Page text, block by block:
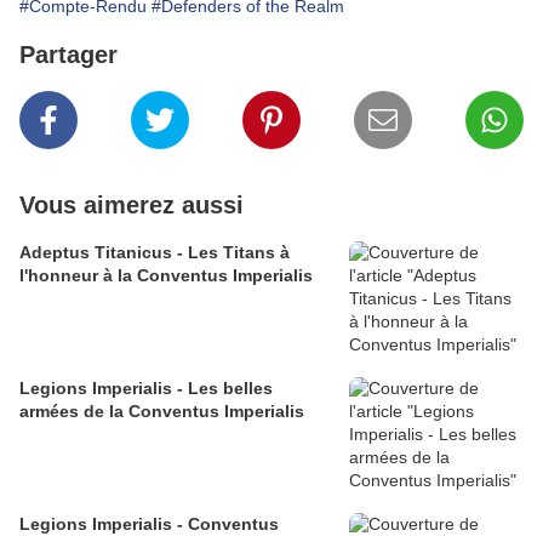
#Compte-Rendu #Defenders of the Realm
Partager
Vous aimerez aussi
Adeptus Titanicus - Les Titans à
l'honneur à la Conventus Imperialis
Legions Imperialis - Les belles
armées de la Conventus Imperialis
Legions Imperialis - Conventus